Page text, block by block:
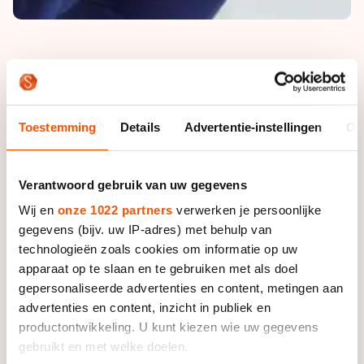
Toestemming Details Advertentie-instellingen
Verantwoord gebruik van uw gegevens
Wij en onze 1022 partners verwerken je persoonlijke
gegevens (bijv. uw IP-adres) met behulp van
technologieën zoals cookies om informatie op uw
apparaat op te slaan en te gebruiken met als doel
gepersonaliseerde advertenties en content, metingen aan
advertenties en content, inzicht in publiek en
productontwikkeling. U kunt kiezen wie uw gegevens
gebruikt en met welke doelen.
“Ik denk dat het zo zal zijn zoals het WK skeeleren”,
verduidelijkt de iSkate-sprinter. “Ik heb twee jaar
geleden in Colombia gereden. Daar is het zo populair
Ook heeft Mulder laten zien dat hij kan presteren op
een wereldkampioenschap. Op de WK inline-skaten in
het Zuid-Koreaanse Yeosu pakte hij brons op de 500
meter.
En die derde plaats was belangrijk voor Mulder, legt hij
uit. “Dat WK skeeleren heeft mentaal veel voor me
betekend. Ik heb daar gezien dat ik bij de besten
hoor.” Tijdens dat WK werd Mulder er bovendien door